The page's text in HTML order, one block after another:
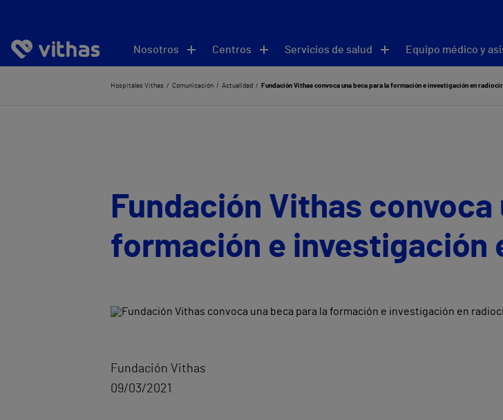
Nosotros Centros Servicios de salud Equipo médico y
Hospitales Vithas Comunicación Actualidad Fundación Vithas convoca una beca para la formación e investigación en
Fundación Vithas convoca
formación e investigación
Fundación Vithas
09/03/2021